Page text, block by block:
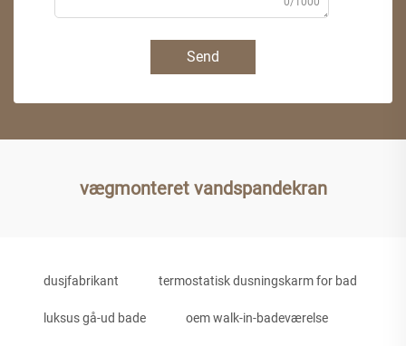
Send
vægmonteret vandspandekran
dusjfabrikant termostatisk dusningskarm for bad
luksus gå-ud bade oem walk-in-badeværelse